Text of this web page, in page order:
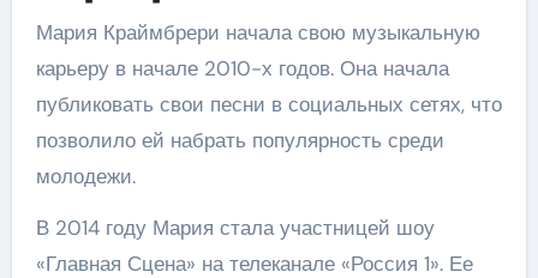
Мария Краймбрери начала свою музыкальную
карьеру в начале 2010-х годов. Она начала
публиковать свои песни в социальных сетях, что
позволило ей набрать популярность среди
молодежи.
В 2014 году Мария стала участницей шоу
«Главная Сцена» на телеканале «Россия 1». Ее